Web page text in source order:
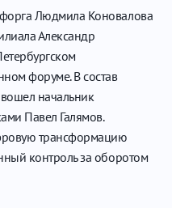
Людмила Коновалова
Александр
форуме. В состав
начальник
Павел Галямов.
трансформацию
контроль за оборотом